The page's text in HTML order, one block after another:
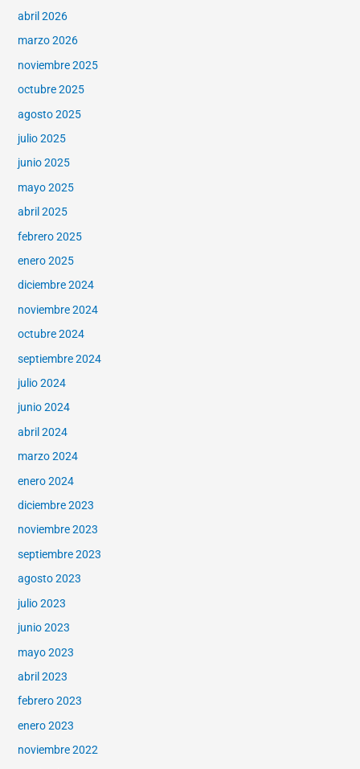
abril 2026
marzo 2026
noviembre 2025
octubre 2025
agosto 2025
julio 2025
junio 2025
mayo 2025
abril 2025
febrero 2025
enero 2025
diciembre 2024
noviembre 2024
octubre 2024
septiembre 2024
julio 2024
junio 2024
abril 2024
marzo 2024
enero 2024
diciembre 2023
noviembre 2023
septiembre 2023
agosto 2023
julio 2023
junio 2023
mayo 2023
abril 2023
febrero 2023
enero 2023
noviembre 2022